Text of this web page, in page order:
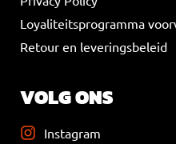
Loyaliteitsprogramma
Retour en leveringsbeleid
VOLG ONS
Instagram